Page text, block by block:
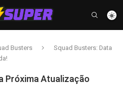
Busters
Squad Busters: Data
Próxima Atualização